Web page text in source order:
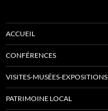
ACCUEIL
CONFÉRENCES
VISITES-MUSÉES-EXPOSITIONS
PATRIMOINE LOCAL